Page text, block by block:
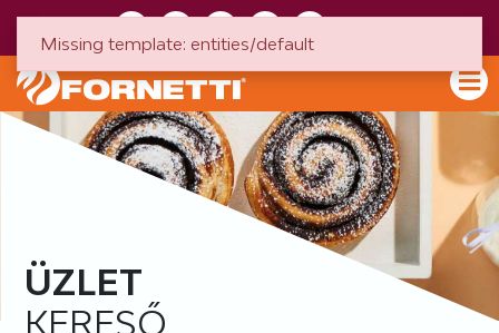
ÜZLET
KERESŐ
Missing template: entities/default